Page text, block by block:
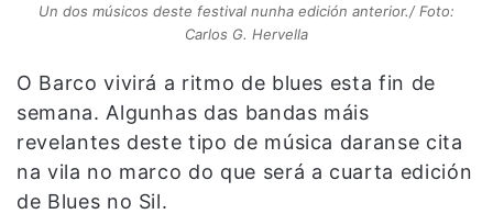
Un dos músicos deste festival nunha edición anterior./ Foto:
Carlos G. Hervella
O Barco vivirá a ritmo de blues esta fin de
semana. Algunhas das bandas máis
revelantes deste tipo de música daranse cita
na vila no marco do que será a cuarta edición
de Blues no Sil.